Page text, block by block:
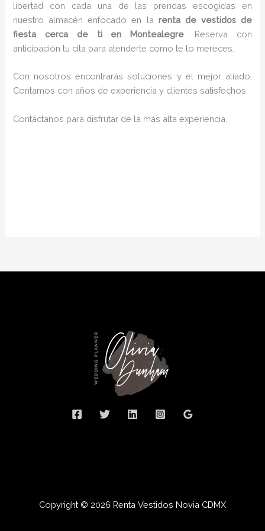
libertad con cada una de las prendas escogidas en
nuestro almacén enfocado en la renta de vestidos de
fiesta cerca de ti en Montealegre . Reserva con
anticipación tu cita para atenderte como te lo mereces.
Con nosotros encontrarás soluciones y el mejor aliado,
Contamos con años de experiencia y clientes satisfechos.
Contáctanos para disfrutar de la más alta experiencia.
Copyright © 2026 Renta Vestidos Novia CDMX